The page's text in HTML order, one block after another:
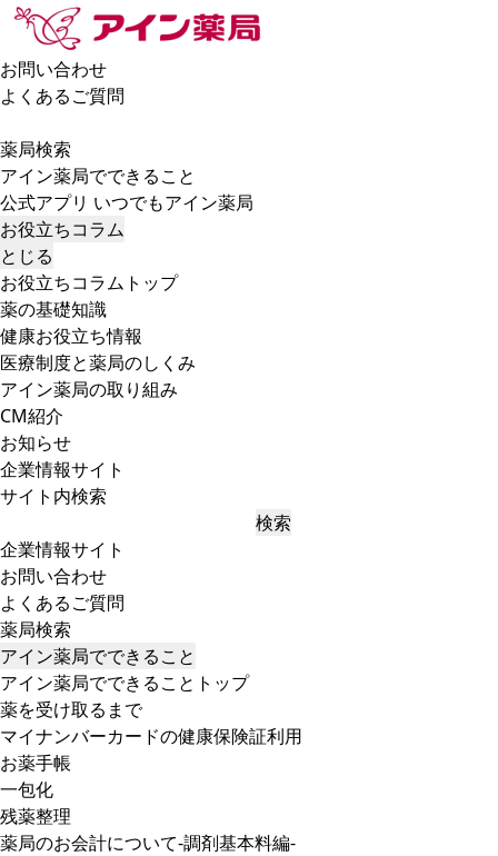
お問い合わせ
よくあるご質問
薬局検索
アイン薬局でできること
公式アプリ いつでもアイン薬局
お役立ちコラム
とじる
お役立ちコラムトップ
薬の基礎知識
健康お役立ち情報
医療制度と薬局のしくみ
アイン薬局の取り組み
CM紹介
お知らせ
企業情報サイト
サイト内検索
検索
企業情報サイト
お問い合わせ
よくあるご質問
薬局検索
アイン薬局でできること
アイン薬局でできることトップ
薬を受け取るまで
マイナンバーカードの健康保険証利用
お薬手帳
一包化
残薬整理
薬局のお会計について-調剤基本料編-